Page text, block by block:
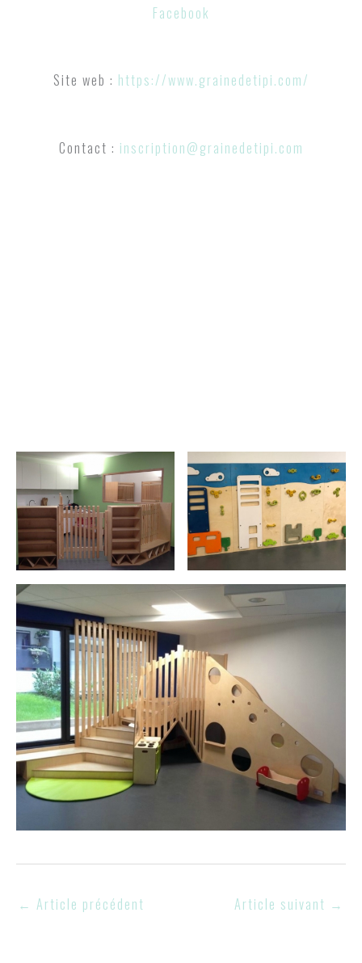
Facebook
Site web : https://www.grainedetipi.com/
Contact : inscription@grainedetipi.com
← Article précédent Article suivant →